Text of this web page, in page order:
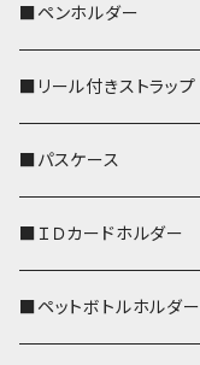
ペンギン
■ペンホルダー
■リール付きストラップ
リールのみ
ストラップ付
■パスケース
■ＩＤカードホルダー
■ペットボトルホルダー